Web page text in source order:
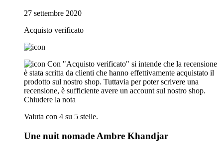
27 settembre 2020
Acquisto verificato
Con "Acquisto verificato" si intende che la recensione
è stata scritta da clienti che hanno effettivamente acquistato il
prodotto sul nostro shop. Tuttavia per poter scrivere una
recensione, è sufficiente avere un account sul nostro shop.
Chiudere la nota
Valuta con 4 su 5 stelle.
Une nuit nomade Ambre Khandjar